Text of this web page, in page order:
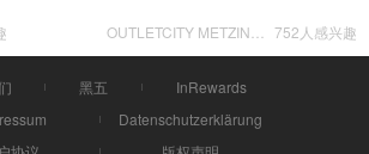
752人感兴趣
黑五
InRewards
Datenschutzerklärung